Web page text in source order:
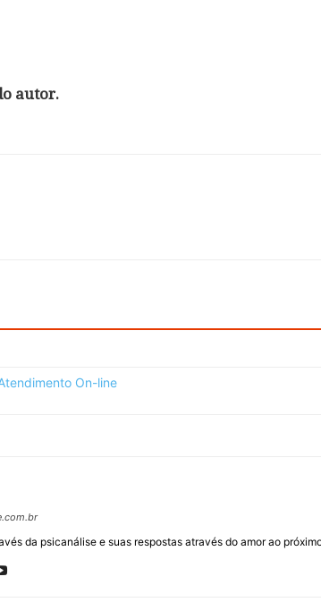
autor.
da psicanálise e suas respostas através do amor ao